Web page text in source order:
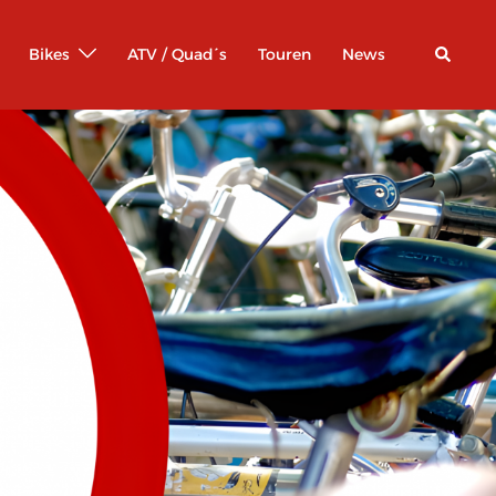
Bikes ATV / Quad´s Touren News Suche